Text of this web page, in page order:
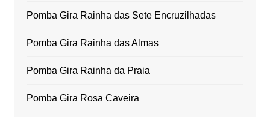
Pomba Gira Rainha das Sete Encruzilhadas
Pomba Gira Rainha das Almas
Pomba Gira Rainha da Praia
Pomba Gira Rosa Caveira